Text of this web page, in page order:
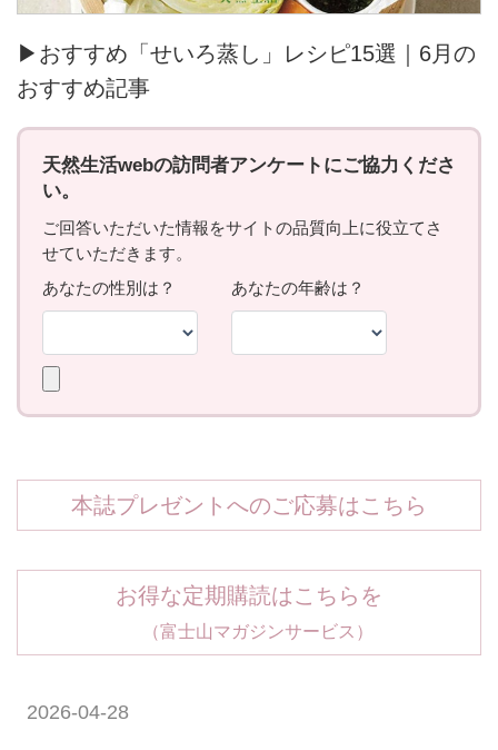
▶おすすめ「せいろ蒸し」レシピ15選｜6月の
おすすめ記事
本誌プレゼントへのご応募はこちら
お得な定期購読はこちらを
（富士山マガジンサービス）
2026-04-28